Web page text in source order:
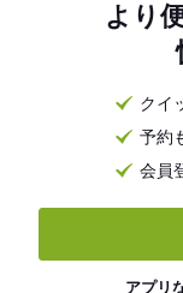
より
クイ
予約
会員
アプリ